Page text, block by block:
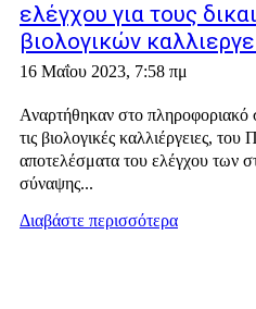
ελέγχου για τους
βιολογικών
16 Μαΐου 2023, 7:58 πμ
Αναρτήθηκαν στο
τις βιολογικές καλλιέργειες,
αποτελέσματα του ελέγχου των
σύναψης...
Διαβάστε περισσότερα